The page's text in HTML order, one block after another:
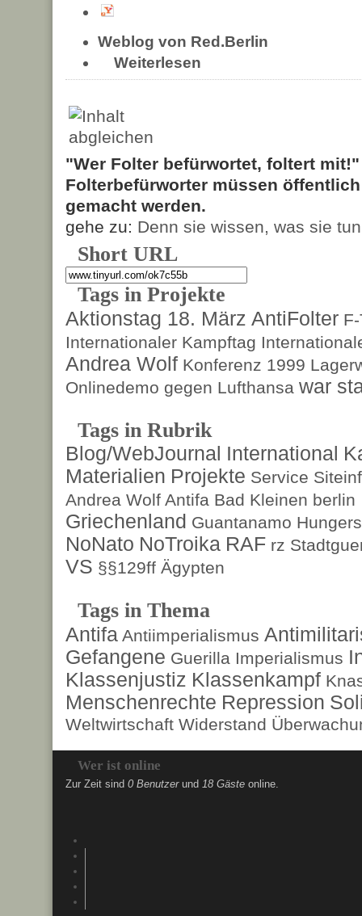
Weblog von Red.Berlin
Weiterlesen
"Wer Folter befürwortet, foltert
Folterbefürworter müssen
gemacht werden.
gehe zu: Denn sie wissen, was sie tun
Short URL
Tags in Projekte
Aktionstag 18. März AntiFolter
Internationaler Kampftag
Andrea Wolf Konferenz 1999
Onlinedemo gegen Lufthansa war
Tags in Rubrik
Blog/WebJournal International
Materialien Projekte Service
Andrea Wolf Antifa Bad Kleinen berlin
Griechenland Guantanamo
NoNato NoTroika RAF rz
VS §§129ff Ägypten
Tags in Thema
Antifa Antiimperialismus
Gefangene Guerilla Imperialismus
Klassenjustiz Klassenkampf
Menschenrechte Repression
Weltwirtschaft Widerstand
Wer ist online
Zur Zeit sind 0 Benutzerund 18 Gäste online.